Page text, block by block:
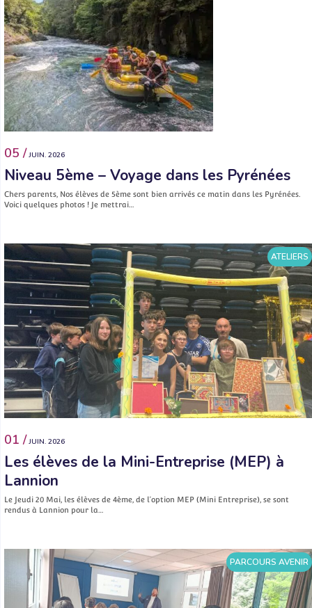
05 / JUIN. 2026
Niveau 5ème – Voyage dans les Pyrénées
Chers parents, Nos élèves de 5ème sont bien arrivés ce matin dans les Pyrénées.
Voici quelques photos ! Je mettrai…
ATELIERS
01 / JUIN. 2026
Les élèves de la Mini-Entreprise (MEP) à
Lannion
Le Jeudi 20 Mai, les élèves de 4ème, de l’option MEP (Mini Entreprise), se sont
rendus à Lannion pour la…
PARCOURS AVENIR